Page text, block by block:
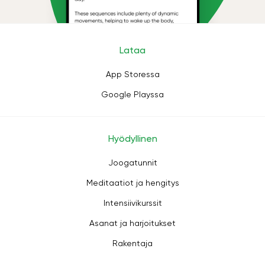
Lataa
App Storessa
Google Playssa
Hyödyllinen
Joogatunnit
Meditaatiot ja hengitys
Intensiivikurssit
Asanat ja harjoitukset
Rakentaja